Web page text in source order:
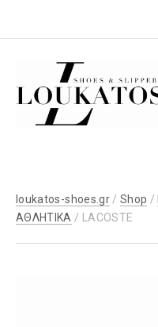
loukatos-
shoes.gr
loukatos-shoes.gr/Shop /
ΑΘΛΗΤΙΚΑ / LACOSTE